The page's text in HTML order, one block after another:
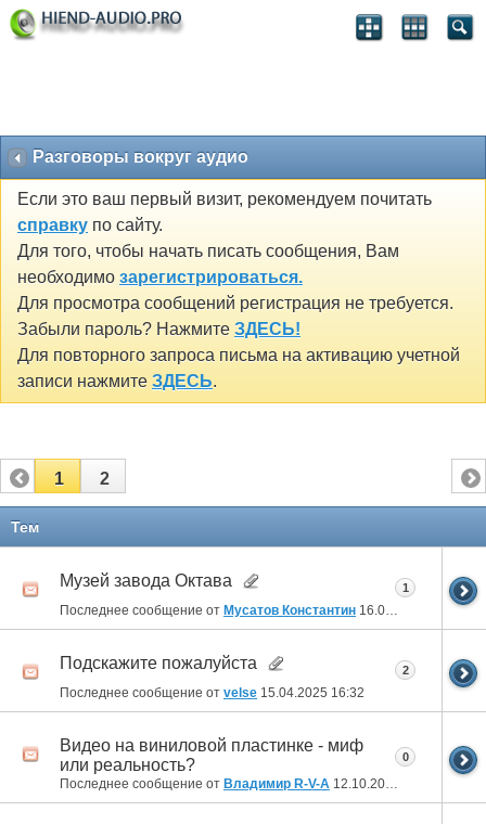
Разговоры вокруг аудио
Если это ваш первый визит, рекомендуем почитать
справку по сайту.
Для того, чтобы начать писать сообщения, Вам
необходимо зарегистрироваться.
Для просмотра сообщений регистрация не требуется.
Забыли пароль? Нажмите ЗДЕСЬ!
Для повторного запроса письма на активацию учетной
записи нажмите ЗДЕСЬ.
1 2
Тем
Музей завода Октава
Последнее сообщение от Мусатов Константин 16.01.2026 12:37
1
Подскажите пожалуйста
Последнее сообщение от velse 15.04.2025 16:32
2
Видео на виниловой пластинке - миф
или реальность?
Последнее сообщение от Владимир R-V-A 12.10.2024
0